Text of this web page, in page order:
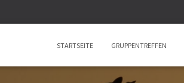
STARTSEITE GRUPPENTREFFEN